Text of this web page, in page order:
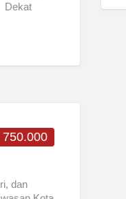
Dekat
750.000
dan